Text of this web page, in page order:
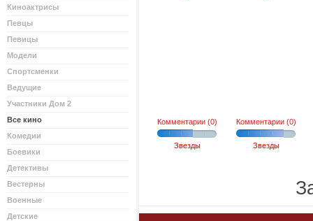
Киноактрисы
Певцы
Певицы
Модели
Спортсменки
Ведущие
Участники Дом 2
Все кино
Комедии
Боевики
Детективы
Вестерны
Военные
Детские
Комментарии (0)
Звезды
Комментарии (0)
Звезды